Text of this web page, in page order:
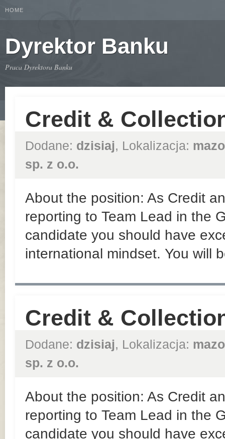
HOME
Dyrektor Banku
Praca Dyrektora Banku
Credit &
Dodane: dzisiaj, Lokalizacja:
sp. z o.o.
About the position: As Credit
reporting to Team Lead in the
candidate you should have
international mindset. You will
Credit &
Dodane: dzisiaj, Lokalizacja:
sp. z o.o.
About the position: As Credit
reporting to Team Lead in the
candidate you should have